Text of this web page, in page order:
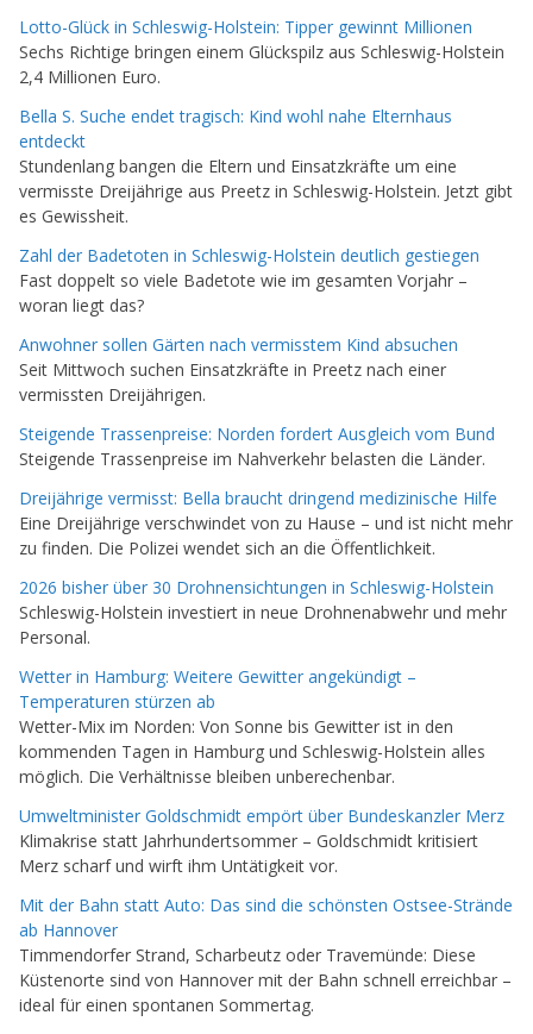
Lotto-Glück in Schleswig-Holstein: Tipper gewinnt Millionen
Sechs Richtige bringen einem Glückspilz aus Schleswig-Holstein
2,4 Millionen Euro.
Bella S. Suche endet tragisch: Kind wohl nahe Elternhaus
entdeckt
Stundenlang bangen die Eltern und Einsatzkräfte um eine
vermisste Dreijährige aus Preetz in Schleswig-Holstein. Jetzt gibt
es Gewissheit.
Zahl der Badetoten in Schleswig-Holstein deutlich gestiegen
Fast doppelt so viele Badetote wie im gesamten Vorjahr –
woran liegt das?
Anwohner sollen Gärten nach vermisstem Kind absuchen
Seit Mittwoch suchen Einsatzkräfte in Preetz nach einer
vermissten Dreijährigen.
Steigende Trassenpreise: Norden fordert Ausgleich vom Bund
Steigende Trassenpreise im Nahverkehr belasten die Länder.
Dreijährige vermisst: Bella braucht dringend medizinische Hilfe
Eine Dreijährige verschwindet von zu Hause – und ist nicht mehr
zu finden. Die Polizei wendet sich an die Öffentlichkeit.
2026 bisher über 30 Drohnensichtungen in Schleswig-Holstein
Schleswig-Holstein investiert in neue Drohnenabwehr und mehr
Personal.
Wetter in Hamburg: Weitere Gewitter angekündigt –
Temperaturen stürzen ab
Wetter-Mix im Norden: Von Sonne bis Gewitter ist in den
kommenden Tagen in Hamburg und Schleswig-Holstein alles
möglich. Die Verhältnisse bleiben unberechenbar.
Umweltminister Goldschmidt empört über Bundeskanzler Merz
Klimakrise statt Jahrhundertsommer – Goldschmidt kritisiert
Merz scharf und wirft ihm Untätigkeit vor.
Mit der Bahn statt Auto: Das sind die schönsten Ostsee-Strände
ab Hannover
Timmendorfer Strand, Scharbeutz oder Travemünde: Diese
Küstenorte sind von Hannover mit der Bahn schnell erreichbar –
ideal für einen spontanen Sommertag.